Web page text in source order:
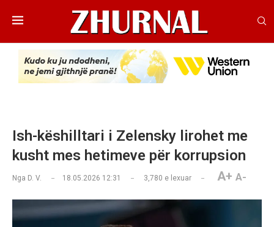
Ish-këshilltari i Zelensky lirohet me
kusht mes hetimeve për korrupsion
Nga D. V. 18.05.2026 12:31 3,780 e lexuar A+ A-